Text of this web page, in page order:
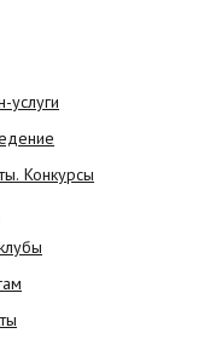
услуги
Конкурсы